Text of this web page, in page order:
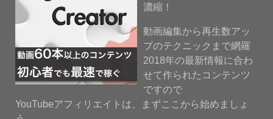
濃縮！
動画編集から再生数アッ
プのテクニックまで網羅
2018年の最新情報に合わ
せて作られたコンテンツ
ですので
YouTubeアフィリエイトは、まずここから始めましょ